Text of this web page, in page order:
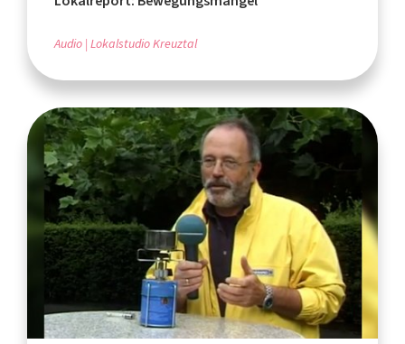
Audio Lokalstudio Kreuztal